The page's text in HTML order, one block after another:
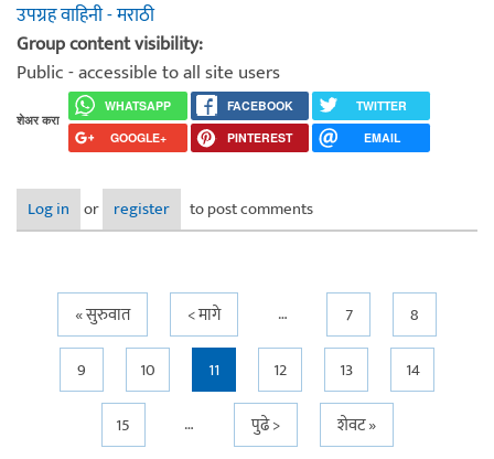
उपग्रह वाहिनी - मराठी
Group content visibility:
Public - accessible to all site users
शेअर करा
WHATSAPP FACEBOOK
TWITTER
GOOGLE+
PINTEREST EMAIL
Log in or register to post comments
Pages« सुरुवात < मागे … 7
8
9
10 11 12 13
14
15
… पुढे > शेवट »